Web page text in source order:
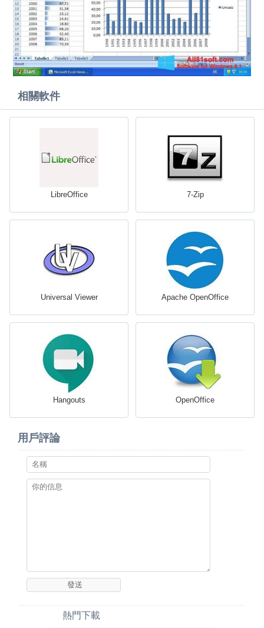
相關軟件
LibreOffice 7-Zip
Universal Viewer Apache OpenOffice
Hangouts OpenOffice
用戶評論
熱門下載